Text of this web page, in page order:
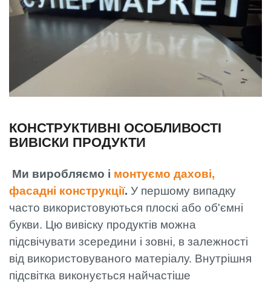
КОНСТРУКТИВНІ ОСОБЛИВОСТІ
ВИВІСКИ ПРОДУКТИ
Ми виробляємо і монтуємо дахові,
фасадні конструкції. У першому випадку
часто використовуються плоскі або об'ємні
букви. Цю вивіску продуктів можна
підсвічувати зсередини і зовні, в залежності
від використовуваного матеріалу. Внутрішня
підсвітка виконується найчастіше